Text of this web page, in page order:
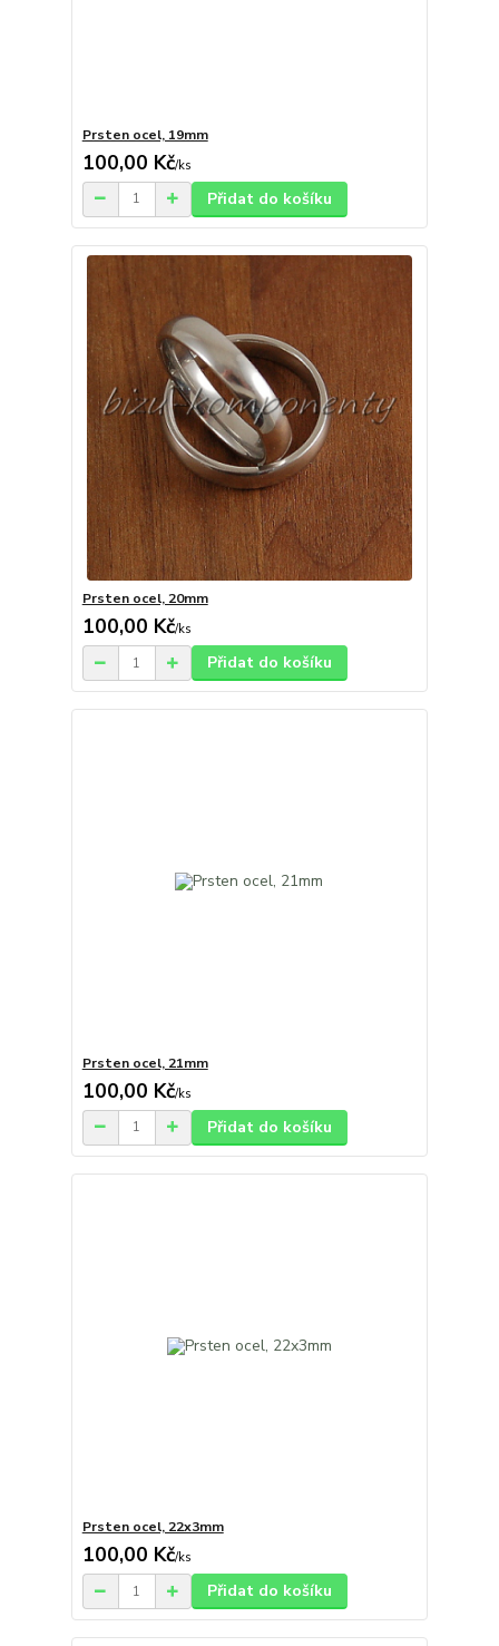
Prsten ocel, 19mm
100,00 Kč/ks
Přidat do košíku
Prsten ocel, 20mm
100,00 Kč/ks
Přidat do košíku
Prsten ocel, 21mm
100,00 Kč/ks
Přidat do košíku
Prsten ocel, 22x3mm
100,00 Kč/ks
Přidat do košíku